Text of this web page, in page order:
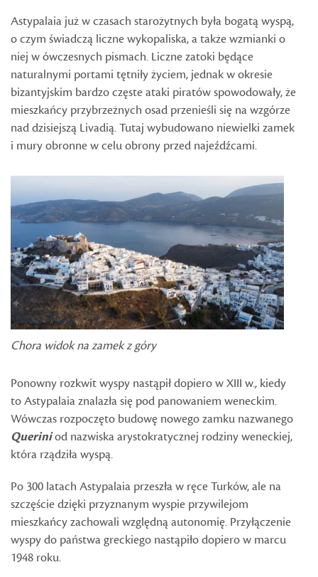
Astypalaia już w czasach starożytnych była bogatą wyspą,
o czym świadczą liczne wykopaliska, a także wzmianki o
niej w ówczesnych pismach. Liczne zatoki będące
naturalnymi portami tętniły życiem, jednak w okresie
bizantyjskim bardzo częste ataki piratów spowodowały, że
mieszkańcy przybrzeżnych osad przenieśli się na wzgórze
nad dzisiejszą Livadią. Tutaj wybudowano niewielki zamek
i mury obronne w celu obrony przed najeźdźcami.
Chora widok na zamek z góry
Ponowny rozkwit wyspy nastąpił dopiero w XIII w., kiedy
to Astypalaia znalazła się pod panowaniem weneckim.
Wówczas rozpoczęto budowę nowego zamku nazwanego
Queriniod nazwiska arystokratycznej rodziny weneckiej,
która rządziła wyspą.
Po 300 latach Astypalaia przeszła w ręce Turków, ale na
szczęście dzięki przyznanym wyspie przywilejom
mieszkańcy zachowali względną autonomię. Przyłączenie
wyspy do państwa greckiego nastąpiło dopiero w marcu
1948 roku.